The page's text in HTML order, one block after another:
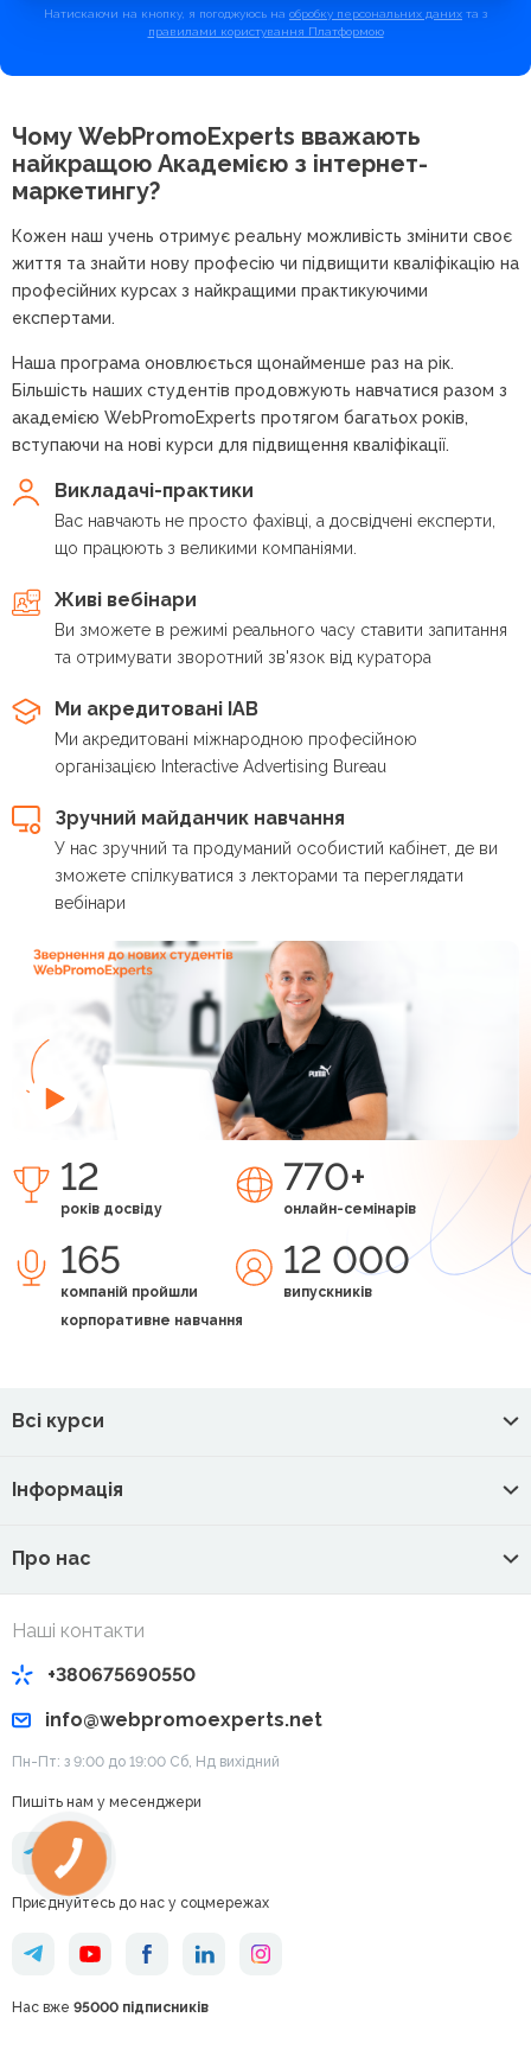
Натискаючи на кнопку, я погоджуюсь на обробку персональних даних та з
правилами користування Платформою
Чому WebPromoExperts вважають
найкращою Академією з інтернет-
маркетингу?
Кожен наш учень отримує реальну можливість змінити своє
життя та знайти нову професію чи підвищити кваліфікацію на
професійних курсах з найкращими практикуючими
експертами.
Наша програма оновлюється щонайменше раз на рік.
Більшість наших студентів продовжують навчатися разом з
академією WebPromoExperts протягом багатьох років,
вступаючи на нові курси для підвищення кваліфікації.
Викладачі-практики
Вас навчають не просто фахівці, а досвідчені експерти,
що працюють з великими компаніями.
Живі вебінари
Ви зможете в режимі реального часу ставити запитання
та отримувати зворотний зв'язок від куратора
Ми акредитовані IAB
Ми акредитовані міжнародною професійною
організацією Interactive Advertising Bureau
Зручний майданчик навчання
У нас зручний та продуманий особистий кабінет, де ви
зможете спілкуватися з лекторами та переглядати
вебінари
12
років досвіду
770+
онлайн-семінарів
165
компаній пройшли
корпоративне навчання
12 000
випускників
Всі курси
Інформація
Про нас
Наші контакти
+380675690550
info@webpromoexperts.net
Пн-Пт: з 9:00 до 19:00 Cб, Нд вихідний
Пишіть нам у месенджери
Приєднуйтесь до нас у соцмережах
Нас вже 95000 підписників